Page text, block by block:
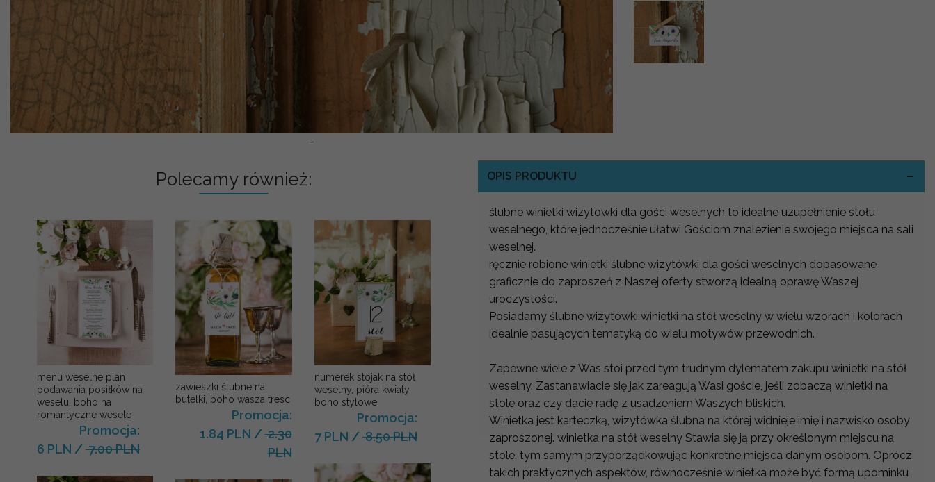
-
Polecamy również:
menu weselne plan
podawania posiłków na
weselu, boho na
romantyczne wesele
Promocja:
6 PLN / 7.00 PLN
zawieszki ślubne na
butelki, boho wasza tresc
Promocja:
1.84 PLN /2.30
PLN
numerek stojak na stół
weselny, pióra kwiaty
boho stylowe
Promocja:
7 PLN /8.50 PLN
OPIS PRODUKTU
ślubne winietki wizytówki dla gości weselnych to idealne uzupełnienie stołu
weselnego, które jednocześnie ułatwi Gościom znalezienie swojego miejsca na sali
weselnej.
ręcznie robione winietki ślubne wizytówki dla gości weselnych dopasowane
graficznie do zaproszeń z Naszej oferty stworzą idealną oprawę Waszej
uroczystości.
Posiadamy ślubne wizytówki winietki na stół weselny w wielu wzorach i kolorach
idealnie pasujących tematyką do wielu motywów przewodnich.
Zapewne wiele z Was stoi przed tym trudnym dylematem zakupu winietki na stół
weselny. Zastanawiacie się jak zareagują Wasi goście, jeśli zobaczą winietki na
stole oraz czy dacie radę z usadzeniem Waszych bliskich.
Winietka jest karteczką, wizytówka ślubna na której widnieje imię i nazwisko osoby
zaproszonej. winietka na stół weselny Stawia się ją przy określonym miejscu na
stole, tym samym przyporządkowując konkretne miejsca danym osobom. Oprócz
takich praktycznych aspektów, równocześnie winietka może być formą upominku